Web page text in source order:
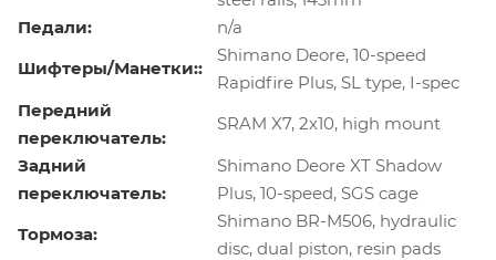
Педали:
n/a
Шифтеры/Манетки::
Shimano Deore, 10-speed
Rapidfire Plus, SL type, I-spec
Передний
переключатель:
SRAM X7, 2x10, high mount
Задний
переключатель:
Shimano Deore XT Shadow
Plus, 10-speed, SGS cage
Тормоза:
Shimano BR-M506, hydraulic
disc, dual piston, resin pads